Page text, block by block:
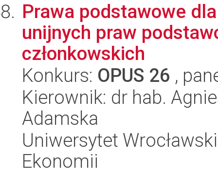
Prawa podstawowe
unijnych praw
członkowskich
Konkurs: OPUS 26 ,
Kierownik: dr hab.
Adamska
Uniwersytet
Ekonomii